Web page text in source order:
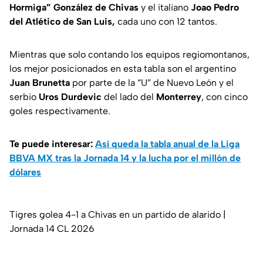
Hormiga” González de Chivas y el italiano Joao Pedro
del Atlético de San Luis, cada uno con 12 tantos.
Mientras que solo contando los equipos regiomontanos,
los mejor posicionados en esta tabla son el argentino
Juan Brunetta por parte de la “U” de Nuevo León y el
serbio Uros Durdevic del lado del Monterrey, con cinco
goles respectivamente.
Te puede interesar: Así queda la tabla anual de la Liga
BBVA MX tras la Jornada 14 y la lucha por el millón de
dólares
Tigres golea 4-1 a Chivas en un partido de alarido |
Jornada 14 CL 2026